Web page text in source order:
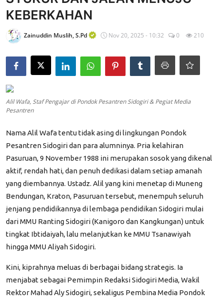
Edukasi ZIS
Contact
Majalah
Gallery
Donasi
KEBERKAHAN
Zainuddin Muslih, S.Pd Nov 20, 2025 - 10:32 0 210
Alil Wafa, Staf Pengajar di Pondok Pesantren Sidogiri & Pegiat Media
Pesantren
Nama Alil Wafa tentu tidak asing di lingkungan Pondok
Pesantren Sidogiri dan para alumninya. Pria kelahiran
Pasuruan, 9 November 1988 ini merupakan sosok yang dikenal
aktif, rendah hati, dan penuh dedikasi dalam setiap amanah
yang diembannya. Ustadz. Alil yang kini menetap di Muneng
Bendungan, Kraton, Pasuruan tersebut, menempuh seluruh
jenjang pendidikannya di lembaga pendidikan Sidogiri mulai
dari MMU Ranting Sidogiri (Kanigoro dan Kangkungan) untuk
tingkat Ibtidaiyah, lalu melanjutkan ke MMU Tsanawiyah
hingga MMU Aliyah Sidogiri.
Kini, kiprahnya meluas di berbagai bidang strategis. Ia
menjabat sebagai Pemimpin Redaksi Sidogiri Media, Wakil
Rektor Mahad Aly Sidogiri, sekaligus Pembina Media Pondok